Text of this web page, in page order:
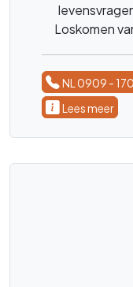
Loskomen
NL 0909 -
Lees meer